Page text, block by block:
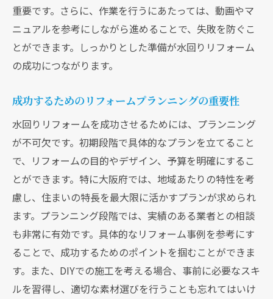
重要です。さらに、作業を行うにあたっては、動画やマ
ニュアルを参考にしながら進めることで、失敗を防ぐこ
とができます。しっかりとした準備が水回りリフォーム
の成功につながります。
成功するためのリフォームプランニングの重要性
水回りリフォームを成功させるためには、プランニング
が不可欠です。初期段階で具体的なプランを立てること
で、リフォームの目的やデザイン、予算を明確にするこ
とができます。特に大阪府では、地域あたりの特性を考
慮し、住まいの特長を最大限に活かすプランが求められ
ます。プランニング段階では、実績のある業者との相談
も非常に有効です。具体的なリフォーム事例を参考にす
ることで、成功するためのポイントを掴むことができま
す。また、DIYでの施工を考える場合、事前に必要なスキ
ルを習得し、適切な素材選びを行うことも忘れてはいけ